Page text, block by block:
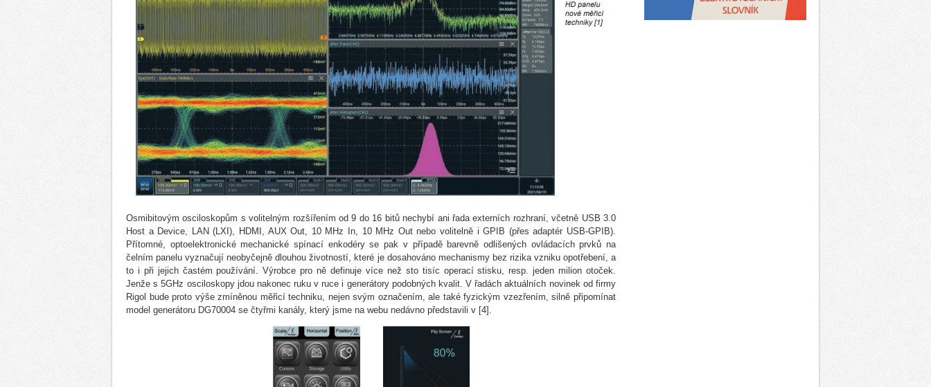
Osmibitovým osciloskopům s volitelným rozšířením od 9 do 16 bitů nechybí ani řada externích rozhraní, včetně USB 3.0
Host a Device, LAN (LXI), HDMI, AUX Out, 10 MHz In, 10 MHz Out nebo volitelně i GPIB (přes adaptér USB-GPIB).
Přítomné, optoelektronické mechanické spínací enkodéry se pak v případě barevně odlišených ovládacích prvků na
čelním panelu vyznačují neobyčejně dlouhou životností, které je dosahováno mechanismy bez rizika vzniku opotřebení, a
to i při jejich častém používání. Výrobce pro ně definuje více než sto tisíc operací stisku, resp. jeden milion otoček.
Jenže s 5GHz osciloskopy jdou nakonec ruku v ruce i generátory podobných kvalit. V řadách aktuálních novinek od firmy
Rigol bude proto výše zmíněnou měřicí techniku, nejen svým označením, ale také fyzickým vzezřením, silně připomínat
model generátoru DG70004 se čtyřmi kanály, který jsme na webu nedávno představili v [4].